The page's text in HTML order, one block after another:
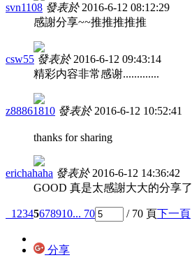
svn1108 發表於 2016-6-12 08:12:29
感謝分享~~推推推推推
csw55 發表於 2016-6-12 09:43:14
精彩内容非常感谢.............
z88861810 發表於 2016-6-12 10:52:41
thanks for sharing
erichahaha 發表於 2016-6-12 14:36:42
GOOD 真是太感謝大大的分享了
1 2345678910... 70 / 70 頁下一頁
分享